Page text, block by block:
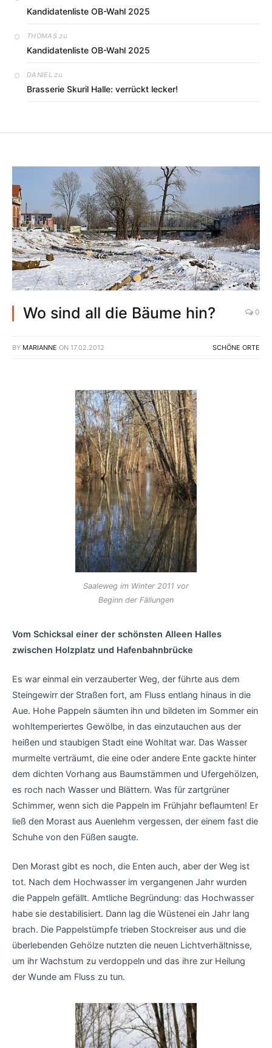
Kandidatenliste OB-Wahl 2025
THOMASzu
Kandidatenliste OB-Wahl 2025
DANIEL zu
Brasserie Skuril Halle: verrückt lecker!
Wo sind all die Bäume hin? 0
BY MARIANNE ON 17.02.2012 SCHÖNE ORTE
Saaleweg im Winter 2011 vor
Beginn der Fällungen
Vom Schicksal einer der schönsten Alleen Halles
zwischen Holzplatz und Hafenbahnbrücke
Es war einmal ein verzauberter Weg, der führte aus dem
Steingewirr der Straßen fort, am Fluss entlang hinaus in die
Aue. Hohe Pappeln säumten ihn und bildeten im Sommer ein
wohltemperiertes Gewölbe, in das einzutauchen aus der
heißen und staubigen Stadt eine Wohltat war. Das Wasser
murmelte verträumt, die eine oder andere Ente gackte hinter
dem dichten Vorhang aus Baumstämmen und Ufergehölzen,
es roch nach Wasser und Blättern. Was für zartgrüner
Schimmer, wenn sich die Pappeln im Frühjahr beflaumten! Er
ließ den Morast aus Auenlehm vergessen, der einem fast die
Schuhe von den Füßen saugte.
Den Morast gibt es noch, die Enten auch, aber der Weg ist
tot. Nach dem Hochwasser im vergangenen Jahr wurden
die Pappeln gefällt. Amtliche Begründung: das Hochwasser
habe sie destabilisiert. Dann lag die Wüstenei ein Jahr lang
brach. Die Pappelstümpfe trieben Stockreiser aus und die
überlebenden Gehölze nutzten die neuen Lichtverhältnisse,
um ihr Wachstum zu verdoppeln und das ihre zur Heilung
der Wunde am Fluss zu tun.